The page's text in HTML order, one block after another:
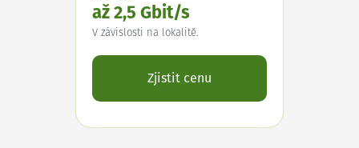
až 2,5 Gbit/s
V závislosti na lokalitě.
Zjistit cenu